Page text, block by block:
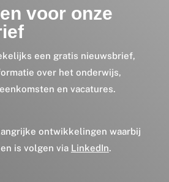
voor onze
een gratis nieuwsbrief,
over het onderwijs,
en vacatures.
ontwikkelingen waarbij
is volgen via LinkedIn.